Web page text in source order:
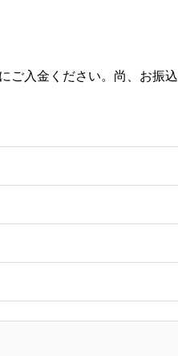
ご入金ください。尚、お振込